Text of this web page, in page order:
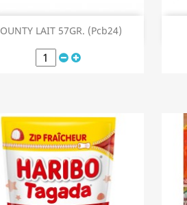
LAIT 57GR. (Pcb24)
Aperçu rapide